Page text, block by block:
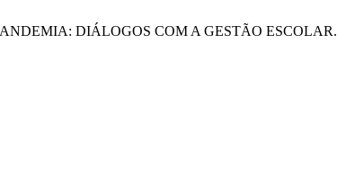
DIÁLOGOS COM A GESTÃO ESCOLAR.